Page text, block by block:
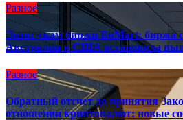
Разное
Экзит-скам биржи BitMart: биржа
Австралии и США остановила
Разное
Обратный отсчет до принятия
отношении криптовалют: новые